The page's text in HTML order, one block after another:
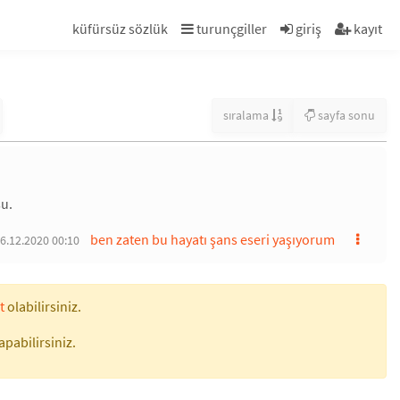
küfürsüz sözlük turunçgiller giriş kayıt
sıralama sayfa sonu
ben zaten bu hayatı şans eseri yaşıyorum
00:10
olabilirsiniz.